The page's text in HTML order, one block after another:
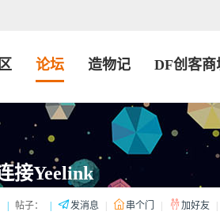
论坛 造物记 DF创客商
接Yeelink
帖子： 发消息 串个门 加好友